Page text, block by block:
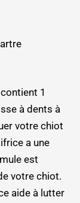
1
à dents à
votre chiot
a une
est
votre chiot.
aide à lutter